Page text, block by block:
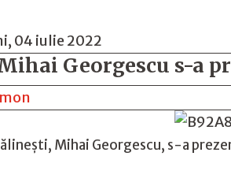
04 iulie 2022
Georgescu s-a
Mihai Georgescu, s-a